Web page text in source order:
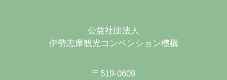
公益社団法人
伊勢志摩観光コンベンション機構
〒519-0609